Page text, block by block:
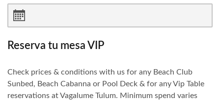
Reserva tu mesa VIP
Check prices & conditions with us for any Beach Club
Sunbed, Beach Cabanna or Pool Deck & for any Vip Table
reservations at Vagalume Tulum. Minimum spend varies